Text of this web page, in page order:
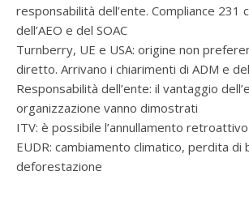
responsabilità dell’ente. Compliance 231
dell’AEO e del SOAC
Turnberry, UE e USA: origine non
diretto. Arrivano i chiarimenti di ADM e
Responsabilità dell’ente: il vantaggio
organizzazione vanno dimostrati
ITV: è possibile l’annullamento retroattivo
EUDR: cambiamento climatico, perdita di
deforestazione